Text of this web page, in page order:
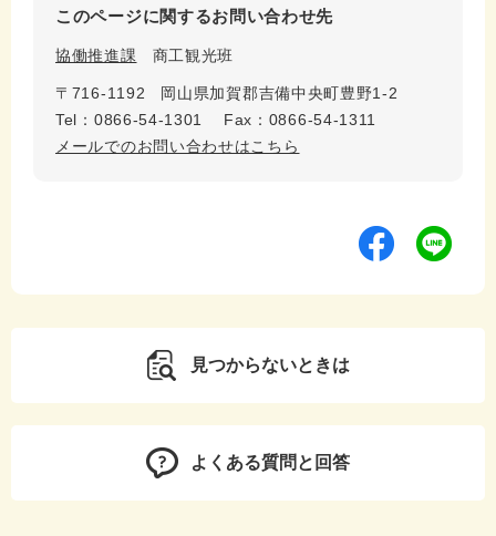
このページに関するお問い合わせ先
協働推進課 商工観光班
〒716-1192
岡山県加賀郡吉備中央町豊野1-2
Tel：0866-54-1301
Fax：0866-54-1311
メールでのお問い合わせはこちら
見つからないときは
よくある質問と回答